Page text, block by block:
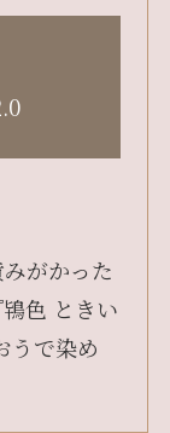
がかった
色 ときい
うで染め